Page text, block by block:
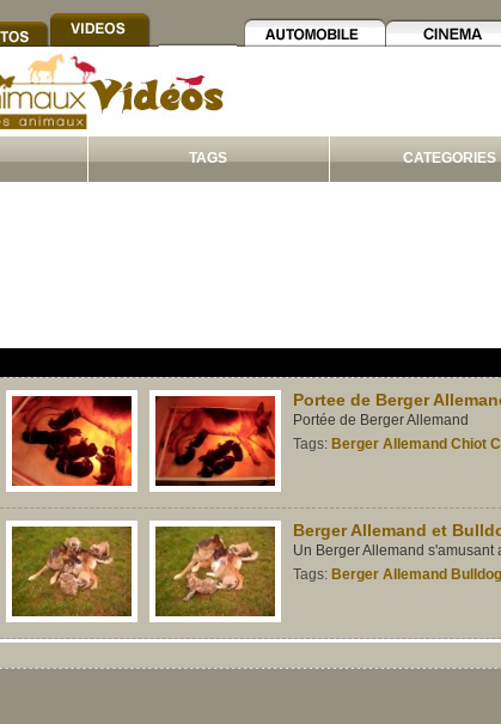
TAGS CATEGORIES
Portee de Berger
Portée de Berger Allemand
Tags: Berger Allemand Chiot
Berger Allemand et
Un Berger Allemand s'amusant
Tags: Berger Allemand Bulldog